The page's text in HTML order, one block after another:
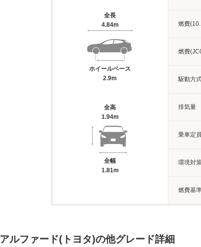
全長
4.84m
ホイールベース
2.9m
全高
1.94m
全幅
1.81m
燃費
燃費
駆動方
排気量
乗車定員
環境対
燃費基
アルファード(トヨタ)の他グレード詳細